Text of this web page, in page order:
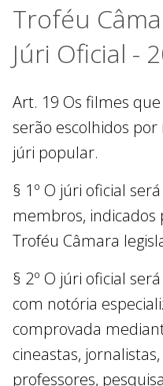
Troféu
Júri Oficial -
Art. 19 Os filmes
serão escolhidos
júri popular.
§ 1º O júri oficial
membros, indicados
Troféu Câmara
§ 2º O júri oficial
com notória
comprovada
cineastas,
professores,